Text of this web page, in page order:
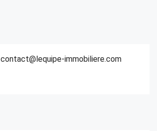
contact@lequipe-immobiliere.com